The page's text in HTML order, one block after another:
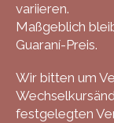
variieren.
Maßgeblich
Guaraní-Preis.
Wir bitten um
festgelegten